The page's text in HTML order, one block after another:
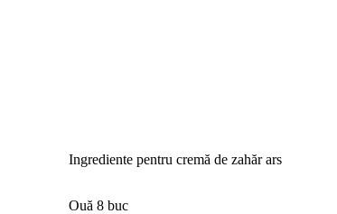
Ingrediente pentru cremă de zahăr ars
Ouă 8 buc